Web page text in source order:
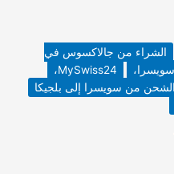
الشراء من جالاكسوس في
MySwiss24،
الشحن من سويسرا إلى بلجيكا